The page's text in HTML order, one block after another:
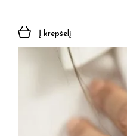
Į krepšelį